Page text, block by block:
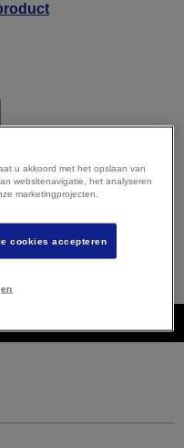
uw besturingssysteem
ervoor te zorgen dat u
u akkoord met het opslaan van
websitenavigatie, het analyseren
marketingprojecten.
cookies accepteren